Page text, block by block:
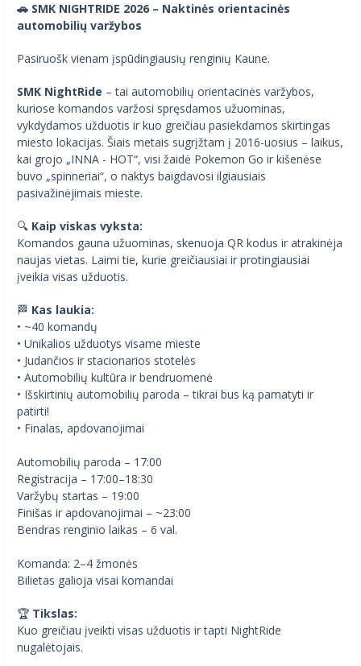
🚗 SMK NIGHTRIDE 2026 – Naktinės orientacinės
automobilių varžybos
Pasiruošk vienam įspūdingiausių renginių Kaune.
SMK NightRide – tai automobilių orientacinės varžybos,
kuriose komandos varžosi spręsdamos užuominas,
vykdydamos užduotis ir kuo greičiau pasiekdamos skirtingas
miesto lokacijas. Šiais metais sugrįžtam į 2016-uosius – laikus,
kai grojo „INNA - HOT“, visi žaidė Pokemon Go ir kišenėse
buvo „spinneriai“, o naktys baigdavosi ilgiausiais
pasivažinėjimais mieste.
🔍 Kaip viskas vyksta:
Komandos gauna užuominas, skenuoja QR kodus ir atrakinėja
naujas vietas. Laimi tie, kurie greičiausiai ir protingiausiai
įveikia visas užduotis.
🏁 Kas laukia:
• ~40 komandų
• Unikalios užduotys visame mieste
• Judančios ir stacionarios stotelės
• Automobilių kultūra ir bendruomenė
• Išskirtinių automobilių paroda – tikrai bus ką pamatyti ir
patirti!
• Finalas, apdovanojimai
Automobilių paroda – 17:00
Registracija – 17:00–18:30
Varžybų startas – 19:00
Finišas ir apdovanojimai – ~23:00
Bendras renginio laikas – 6 val.
Komanda: 2–4 žmonės
Bilietas galioja visai komandai
🏆 Tikslas:
Kuo greičiau įveikti visas užduotis ir tapti NightRide
nugalėtojais.